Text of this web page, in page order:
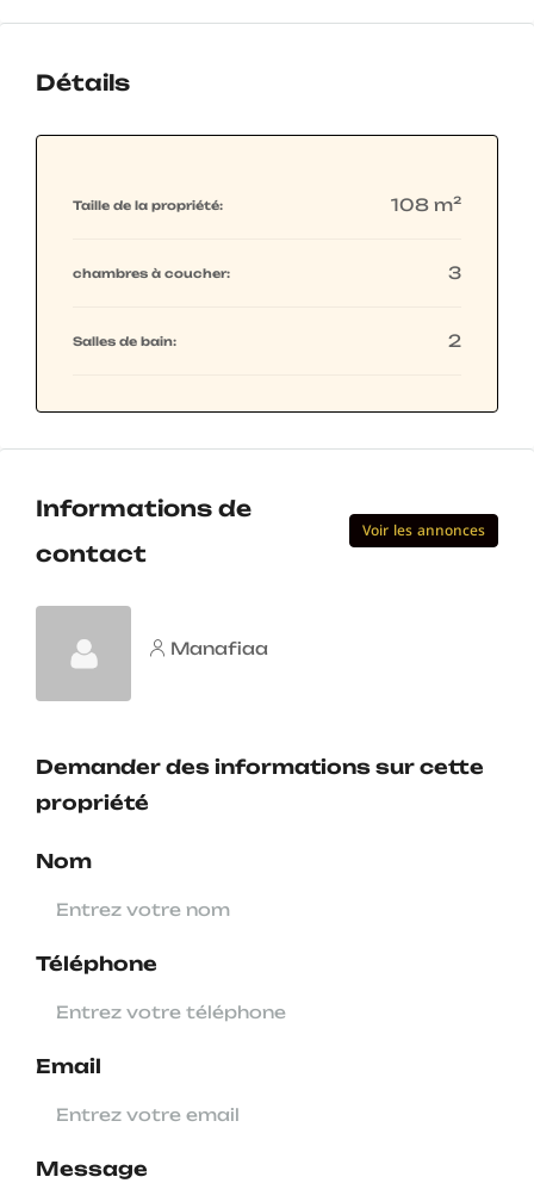
Détails
Taille de la propriété: 108 m²
chambres à coucher: 3
Salles de bain: 2
Informations de
contact
Voir les annonces
Manafiaa
Demander des informations sur cette
propriété
Nom
Téléphone
Email
Message